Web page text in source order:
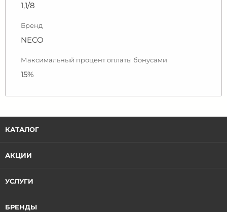
1,1/8
Бренд
NECO
Максимальный процент оплаты бонусами
15%
КАТАЛОГ
АКЦИИ
УСЛУГИ
БРЕНДЫ